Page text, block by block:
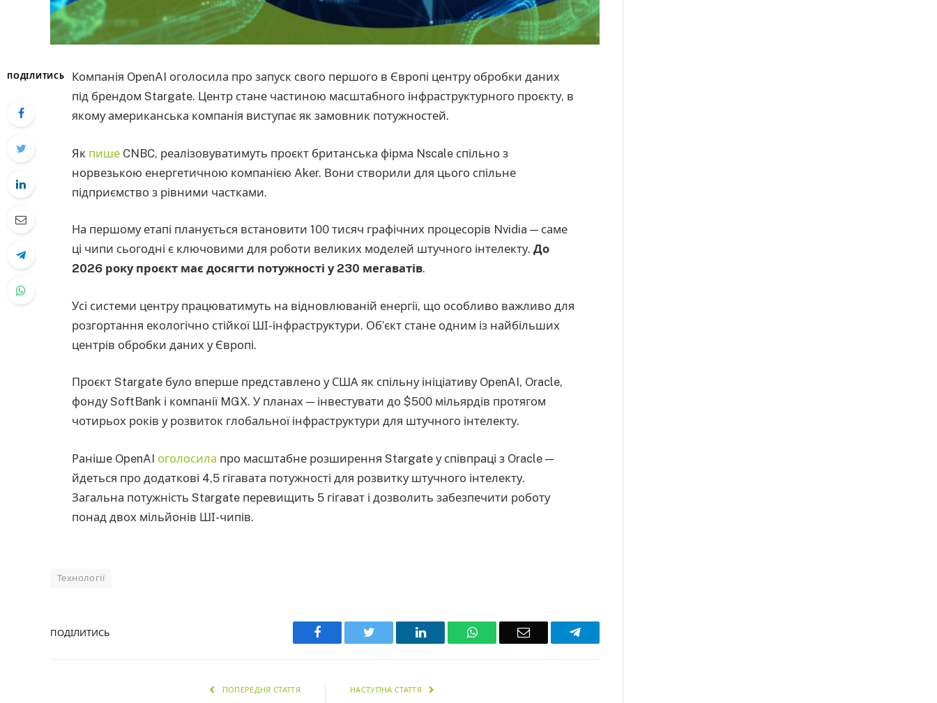
ПОДІЛИТИСЬ
Компанія OpenAI оголосила про запуск свого першого в Європі центру обробки даних
під брендом Stargate. Центр стане частиною масштабного інфраструктурного проєкту, в
якому американська компанія виступає як замовник потужностей.
Як пише CNBC, реалізовуватимуть проєкт британська фірма Nscale спільно з
норвезькою енергетичною компанією Aker. Вони створили для цього спільне
підприємство з рівними частками.
На першому етапі планується встановити 100 тисяч графічних процесорів Nvidia — саме
ці чипи сьогодні є ключовими для роботи великих моделей штучного інтелекту. До
2026 року проєкт має досягти потужності у 230 мегаватів.
Усі системи центру працюватимуть на відновлюваній енергії, що особливо важливо для
розгортання екологічно стійкої ШІ-інфраструктури. Об’єкт стане одним із найбільших
центрів обробки даних у Європі.
Проєкт Stargate було вперше представлено у США як спільну ініціативу OpenAI, Oracle,
фонду SoftBank і компанії MGX. У планах — інвестувати до $500 мільярдів протягом
чотирьох років у розвиток глобальної інфраструктури для штучного інтелекту.
Раніше OpenAI оголосила про масштабне розширення Stargate у співпраці з Oracle —
йдеться про додаткові 4,5 гігавата потужності для розвитку штучного інтелекту.
Загальна потужність Stargate перевищить 5 гігават і дозволить забезпечити роботу
понад двох мільйонів ШІ-чипів.
Технології
ПОДІЛИТИСЬ Facebook Twitter LinkedIn WhatsAppEmail Telegram
ПОПЕРЕДНЯ СТАТТЯ НАСТУПНА СТАТТЯ